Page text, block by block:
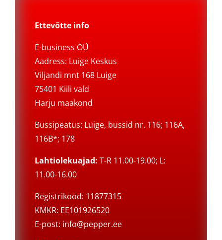
Ettevõtte info
E-business OÜ
Aadress: Luige Keskus
Viljandi mnt 168 Luige
75401 Kiili vald
Harju maakond
Bussipeatus: Luige, bussid nr. 116; 116A,
116B*; 178
Lahtiolekuajad: T-R 11.00-19.00; L:
11.00-16.00
Registrikood: 11877315
KMKR: EE101926520
E-post: info@pepper.ee